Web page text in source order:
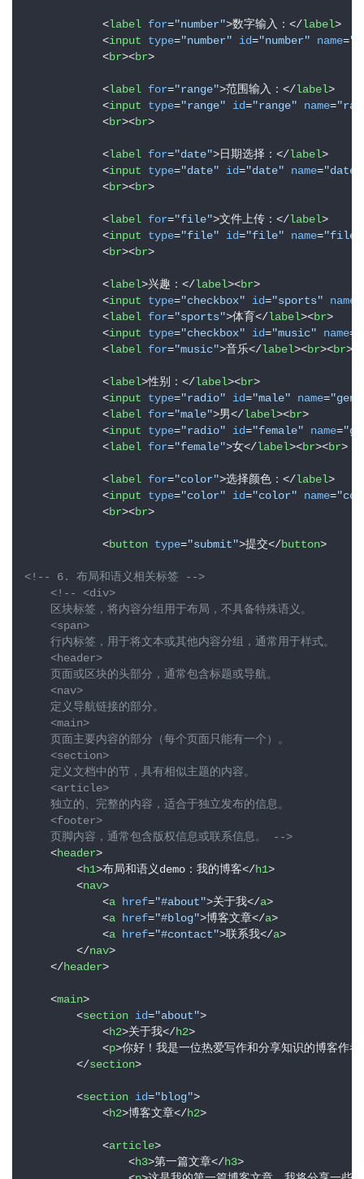
<label for="number">数字输入： </label>
<input type="number" id="number" name=
<br><br>
<label for="range">范围输入： </label>
<input type="range" id="range" name=
<br><br>
<label for="date">日期选择： </label>
<input type="date" id="date" name="date"
<br><br>
<label for="file">文件上传： </label>
<input type="file" id="file" name="file"
<br><br>
<label>兴趣： </label><br>
<input type="checkbox" id="sports" name
<label for="sports">体育</label><br>
<input type="checkbox" id="music" name=
<label for="music">音乐</label><br><br>
<label>性别： </label><br>
<input type="radio" id="male" name=
<label for="male">男</label><br>
<input type="radio" id="female" name=
<label for="female">女</label><br><br>
<label for="color">选择颜色： </label>
<input type="color" id="color" name=
<br><br>
<button type="submit">提交</button>
<!-- 6. 布局和语义相关标签 -->
<!-- <div>
    区块标签，将内容分组用于布局，不具备特殊语义。
    <span>
    行内标签，用于将文本或其他内容分组，通常用于样式。
    <header>
    页面或区块的头部分，通常包含标题或导航。
    <nav>
    定义导航链接的部分。
    <main>
    页面主要内容的部分（每个页面只能有一个）。
    <section>
    定义文档中的节，具有相似主题的内容。
    <article>
    独立的、完整的内容，适合于独立发布的信息。
    <footer>
    页脚内容，通常包含版权信息或联系信息。 -->
<header>
<h1>布局和语义demo：我的博客</h1>
<nav>
<a href="#about">关于我</a>
<a href="#blog">博客文章</a>
<a href="#contact">联系我</a>
</nav>
</header>
<main>
<section id="about">
<h2>关于我</h2>
<p>你好！我是一位热爱写作和分享知识的博客作者
</section>
<section id="blog">
<h2>博客文章</h2>
<article>
<h3>第一篇文章</h3>